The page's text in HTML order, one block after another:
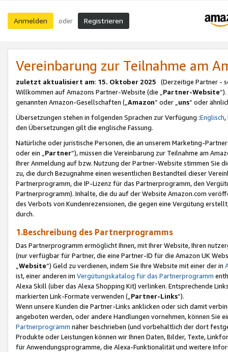
Anmelden oder Registrieren
Vereinbarung zur Teilnahme am
zuletzt aktualisiert am: 15. Oktober 2025 (Derzeitige Partner -
Willkommen auf Amazons Partner-Website (die „Partner-Website
genannten Amazon-Gesellschaften („Amazon“ oder „uns“ oder
Übersetzungen stehen in folgenden Sprachen zur Verfügung :Englisch,
den Übersetzungen gilt die englische Fassung.
Natürliche oder juristische Personen, die an unserem Marketing-
oder ein „Partner“), müssen die Vereinbarung zur Teilnahme am
Ihrer Anmeldung auf bzw. Nutzung der Partner-Website stimmen Sie
zu, die durch Bezugnahme einen wesentlichen Bestandteil dieser
Partnerprogramm, die IP-Lizenz für das Partnerprogramm, den
Partnerprogramm). Inhalte, die du auf der Website Amazon.com
des Verbots von Kundenrezensionen, die gegen eine Vergütung
durch.
1.Beschreibung des Partnerprogramms
Das Partnerprogramm ermöglicht Ihnen, mit Ihrer Website, Ihren
(nur verfügbar für Partner, die eine Partner-ID für die Amazon UK
Website“) Geld zu verdienen, indem Sie Ihre Website mit einer der in
ist, einer anderen im Vergütungskatalog für das Partnerprogramm
Alexa Skill (über das Alexa Shopping Kit) verlinken. Entsprechende
markierten Link-Formate verwenden („ Partner-Links“).
Wenn unsere Kunden die Partner-Links anklicken oder sich damit
angeboten werden, oder andere Handlungen vornehmen, können Sie
Partnerprogramm näher beschrieben (und vorbehaltlich der dort
Produkte oder Leistungen können wir Ihnen Daten, Bilder, Texte,
für Anwendungsprogramme, die Alexa-Funktionalität und weitere